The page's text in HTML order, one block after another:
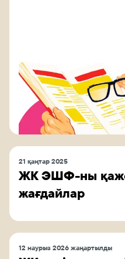
21 қаңтар 2025
ЖК ЭШФ-ны
жағдайлар
12 наурыз 2026 жаңартылды